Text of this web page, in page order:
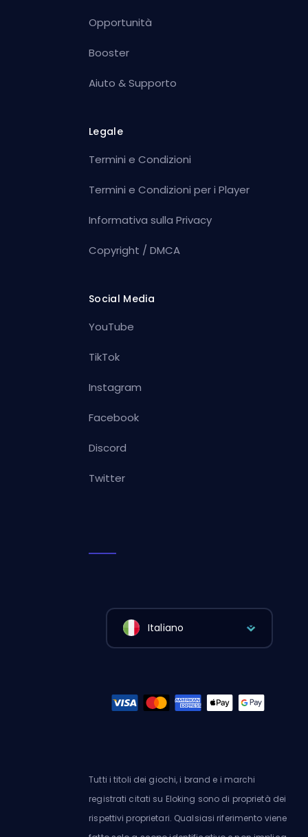
Opportunità
Booster
Aiuto & Supporto
Legale
Termini e Condizioni
Termini e Condizioni per i Player
Informativa sulla Privacy
Copyright / DMCA
Social Media
YouTube
TikTok
Instagram
Facebook
Discord
Twitter
Italiano
Tutti i titoli dei giochi, i brand e i marchi
registrati citati su Eloking sono di proprietà dei
rispettivi proprietari. Qualsiasi riferimento viene